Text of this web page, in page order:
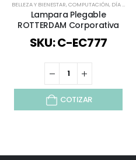
BELLEZA Y BIENESTAR,COMPUTACIÓN, DÍA DE LA MADRE
Lampara Plegable
ROTTERDAM Corporativa
SKU: C-EC777
COTIZAR